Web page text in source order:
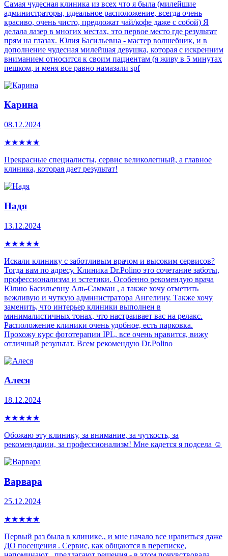
Самая чудесная клиника из всех что я была (милейшие
администраторы, идеальное расположение, всегда очень
красиво, очень чисто, предложат чай/кофе даже с собой) Я
делала лазер в многих местах, это первое место где результат
прям на глазах. Юлия Басильевна - мастер волшебник, и в
дополнение чудесная милейшая девушка, которая с искренним
вниманием относится к своим пациентам (я живу в 5 минутах
пешком, и меня все равно намазали spf
Карина
08.12.2024
★★★★★
Прекрасные специалисты, сервис великолепный, а главное
клиника, которая дает результат!
Надя
13.12.2024
★★★★★
Искали клинику с заботливым врачом и высоким сервисов?
Тогда вам по адресу. Клиника Dr.Polino это сочетание заботы,
профессионализма и эстетики. Особенно рекомендую врача
Юлию Басильевну Аль-Самман , а также хочу отметить
вежливую и чуткую администратора Ангелину. Также хочу
заменить, что интерьер клиники выполнен в
минималистичных тонах, что настраивает вас на релакс.
Расположение клиники очень удобное, есть парковка.
Прохожу курс фототерапии IPL, все очень нравится, вижу
отличный результат. Всем рекомендую Dr.Polino
Алеся
18.12.2024
★★★★★
Обожаю эту клинику, за внимание, за чуткость, за
рекомендации, за профессионализм! Мне кадется я подсела ☺️
Варвара
25.12.2024
★★★★★
Первый раз была в клинике., и мне начало все нравиться даже
ДО посещения . Сервис, как общаются в переписке,